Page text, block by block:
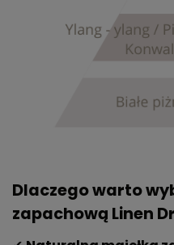
Dlaczego warto
zapachową Linen